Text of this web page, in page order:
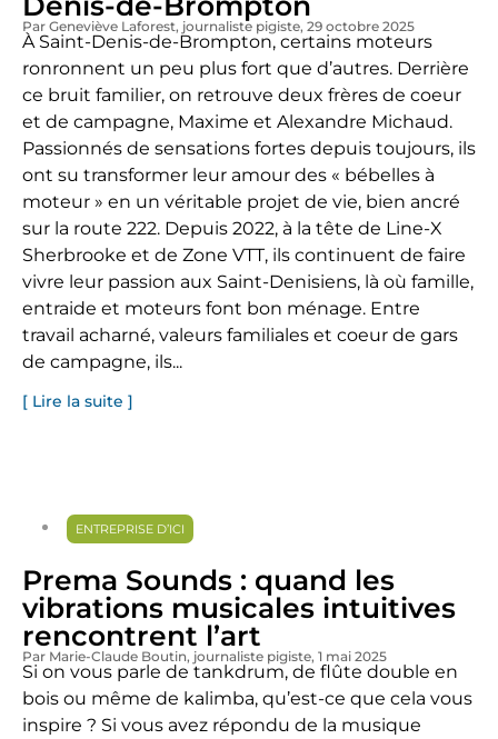
Par Geneviève Laforest, journaliste pigiste, 29 octobre 2025
À Saint-Denis-de-Brompton, certains moteurs
ronronnent un peu plus fort que d’autres. Derrière
ce bruit familier, on retrouve deux frères de coeur
et de campagne, Maxime et Alexandre Michaud.
Passionnés de sensations fortes depuis toujours, ils
ont su transformer leur amour des « bébelles à
moteur » en un véritable projet de vie, bien ancré
sur la route 222. Depuis 2022, à la tête de Line-X
Sherbrooke et de Zone VTT, ils continuent de faire
vivre leur passion aux Saint-Denisiens, là où famille,
entraide et moteurs font bon ménage. Entre
travail acharné, valeurs familiales et coeur de gars
de campagne, ils...
[ Lire la suite ]
ENTREPRISE D’ICI
Prema Sounds : quand les
vibrations musicales intuitives
rencontrent l’art
Par Marie-Claude Boutin, journaliste pigiste, 1 mai 2025
Si on vous parle de tankdrum, de flûte double en
bois ou même de kalimba, qu’est-ce que cela vous
inspire ? Si vous avez répondu de la musique